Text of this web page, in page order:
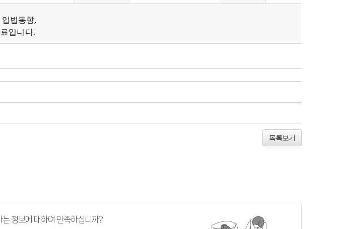
입법동향,
입니다.
목록보기
정보에 대하여 만족하십니까?